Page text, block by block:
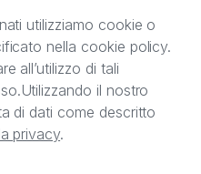
di StreetLib S.r.l.
StreetLib S.r.l. è
intellettuale
segni distintivi presenti
a prendere visione
utilizziamo cookie o
nella cookie policy.
all’utilizzo di tali
Utilizzando il nostro
di dati come descritto
privacy.